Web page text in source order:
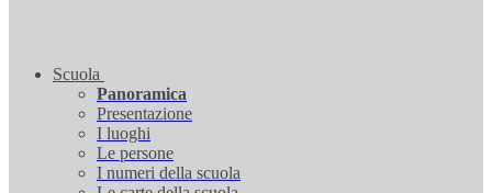
Scuola
Panoramica
Presentazione
I luoghi
Le persone
I numeri della scuola